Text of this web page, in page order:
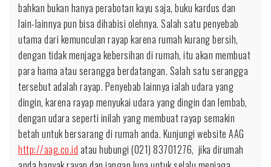
bahkan bukan hanya perabotan kayu saja, buku kardus dan
lain-lainnya pun bisa dihabisi olehnya. Salah satu penyebab
utama dari kemunculan rayap karena rumah kurang bersih,
dengan tidak menjaga kebersihan di rumah, itu akan membuat
para hama atau serangga berdatangan. Salah satu serangga
tersebut adalah rayap. Penyebab lainnya ialah udara yang
dingin, karena rayap menyukai udara yang dingin dan lembab,
dengan udara seperti inilah yang membuat rayap semakin
betah untuk bersarang di rumah anda. Kunjungi website AAG
http://aag.co.id atau hubungi (021) 83701276, jika dirumah